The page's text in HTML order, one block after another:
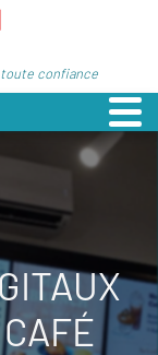
confiance